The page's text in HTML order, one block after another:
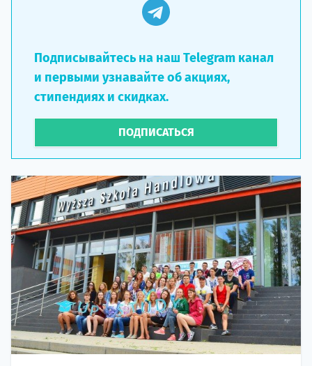
Подписывайтесь на наш Telegram канал
и первыми узнавайте об акциях,
стипендиях и скидках.
ПОДПИСАТЬСЯ